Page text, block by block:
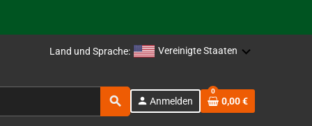
Land und Sprache: Vereinigte Staaten
search person Anmelden
0
0,00 €